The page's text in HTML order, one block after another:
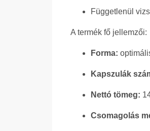
Függetlenül
A termék fő jellemzői:
Forma:
Kapszulák
Nettó tömeg:
Csomagolás